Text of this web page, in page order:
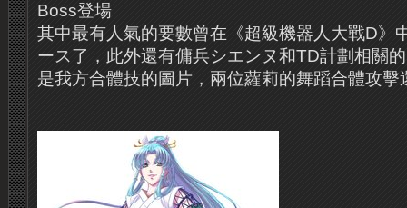
Boss登場
其中最有人氣的要數曾在《超級機器人大戰D》
ース了，此外還有傭兵シエンヌ和TD計劃相關
是我方合體技的圖片，兩位蘿莉的舞蹈合體攻擊